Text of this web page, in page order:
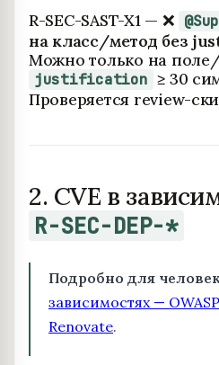
R-SEC-SAST-X1 — ❌
на класс/метод без
Можно только на
justification ≥ 30
Проверяется review-
2. CVE в
R-SEC-DEP-*
Подробно для
зависимостях —
Renovate.